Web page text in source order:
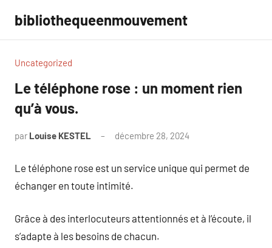
contenu
bibliothequeenmouvement
Uncategorized
Le téléphone rose : un moment rien
qu’à vous.
par Louise KESTEL décembre 28, 2024
Le téléphone rose est un service unique qui permet de
échanger en toute intimité.
Grâce à des interlocuteurs attentionnés et à l’écoute, il
s’adapte à les besoins de chacun.